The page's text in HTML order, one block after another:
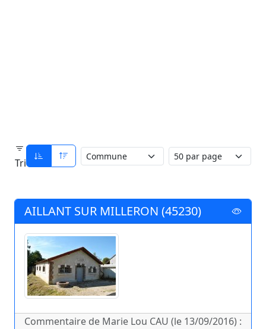
Tri
AILLANT SUR MILLERON (45230)
Commentaire de Marie Lou CAU (le 13/09/2016) :